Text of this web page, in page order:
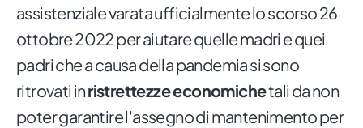
assistenziale varata ufficialmente lo scorso 26
ottobre 2022 per aiutare quelle madri e quei
padri che a causa della pandemia si sono
ritrovati inristrettezze economichetali da non
poter garantire l'assegno di mantenimento per